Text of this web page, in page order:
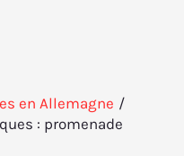
en Allemagne
: promenade